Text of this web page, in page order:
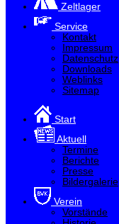
Zeltlager
Service
Kontakt
Impressum
Datenschutz
Downloads
Weblinks
Sitemap
Start
Aktuell
Termine
Berichte
Presse
Bildergalerie
Verein
Vorstände